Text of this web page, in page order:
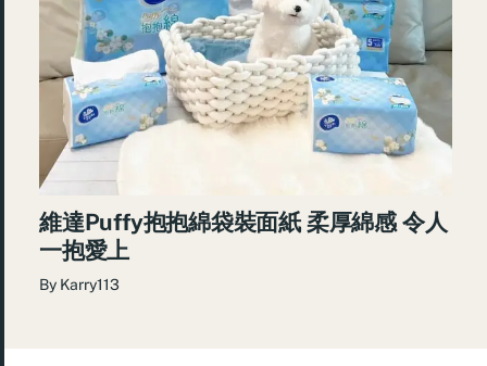
維達Puffy抱抱綿袋裝面紙 柔厚綿感 令人
一抱愛上
By Karry113